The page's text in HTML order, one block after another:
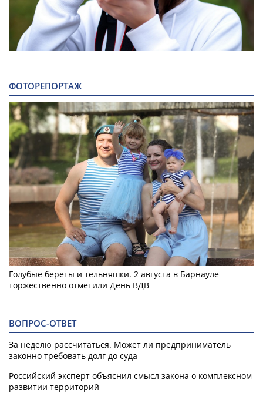
ФОТОРЕПОРТАЖ
Голубые береты и тельняшки. 2 августа в Барнауле
торжественно отметили День ВДВ
ВОПРОС-ОТВЕТ
За неделю рассчитаться. Может ли предприниматель
законно требовать долг до суда
Российский эксперт объяснил смысл закона о комплексном
развитии территорий